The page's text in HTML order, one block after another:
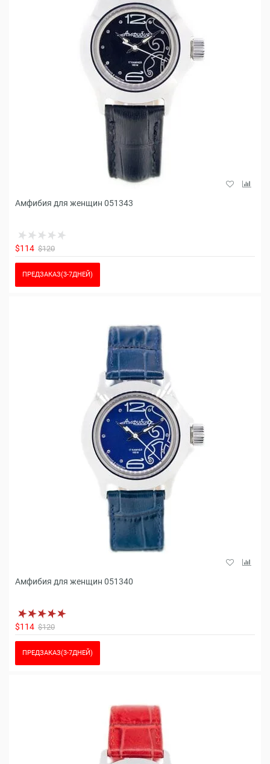
Амфибия для женщин 051343
$114 $120
ПРЕДЗАКАЗ(3-7ДНЕЙ)
Амфибия для женщин 051340
$114 $120
ПРЕДЗАКАЗ(3-7ДНЕЙ)